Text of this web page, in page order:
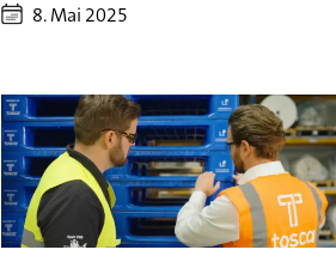
8. Mai 2025